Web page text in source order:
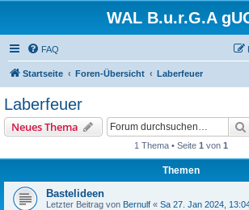
WAL B.u.r.G.A
FAQ
Startseite Foren-Übersicht Laberfeuer
Laberfeuer
Neues Thema
1 Thema • Seite 1 von 1
Themen
Bastelideen
Letzter Beitrag von Bernulf « Sa 27. Jan 2024,